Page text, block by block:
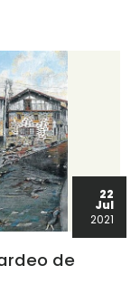
22
Jul
2021
de